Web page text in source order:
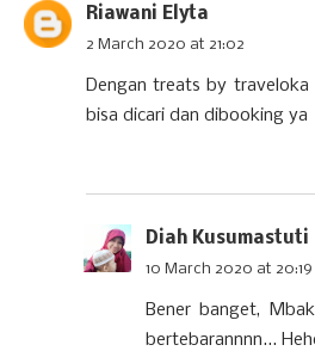
Riawani Elyta
2 March 2020 at 21:02
Dengan treats by
bisa dicari dan dibooking ya
Diah Kusumastuti
10 March 2020 at 20:19
Bener banget,
bertebarannnn...